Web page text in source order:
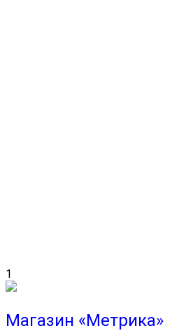
1
Магазин «Метрика»